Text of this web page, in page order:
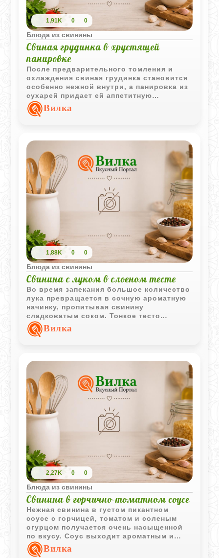
1,91K 0 0
Блюда из свинины
Свиная грудинка в хрустящей
панировке
После предварительного томления и
охлаждения свиная грудинка становится
особенно нежной внутри, а панировка из
сухарей придает ей аппетитную
хрустящую корочку. Блюдо получается
сытным и очень ароматным.
Вилка
1,88K 0 0
Блюда из свинины
Свинина с луком в слоеном тесте
Во время запекания большое количество
лука превращается в сочную ароматную
начинку, пропитывая свинину
сладковатым соком. Тонкое тесто
удерживает все ароматы внутри и
становится румяным и хрустящим.
Вилка
2,27K 0 0
Блюда из свинины
Свинина в горчично-томатном соусе
Нежная свинина в густом пикантном
соусе с горчицей, томатом и соленым
огурцом получается очень насыщенной
по вкусу. Соус выходит ароматным и
отлично сочетается с горячим
картофелем.
Вилка